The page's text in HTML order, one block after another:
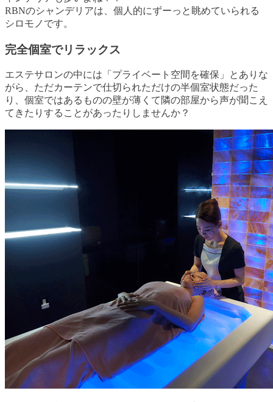
RBNのシャンデリアは、個人的にずーっと眺めていられる
シロモノです。
完全個室でリラックス
エステサロンの中には「プライベート空間を確保」とありな
がら、ただカーテンで仕切られただけの半個室状態だった
り、個室ではあるものの壁が薄くて隣の部屋から声が聞こえ
てきたりすることがあったりしませんか？